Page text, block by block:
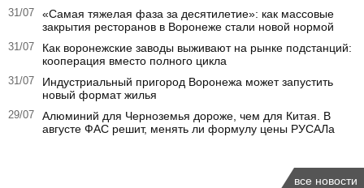
31/07
«Самая тяжелая фаза за десятилетие»: как массовые
закрытия ресторанов в Воронеже стали новой нормой
31/07
Как воронежские заводы выживают на рынке подстанций:
кооперация вместо полного цикла
31/07
Индустриальный пригород Воронежа может запустить
новый формат жилья
29/07
Алюминий для Черноземья дороже, чем для Китая. В
августе ФАС решит, менять ли формулу цены РУСАЛа
все новости